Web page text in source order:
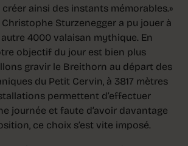
créer ainsi des instants mémorables.»
Sturzenegger a pu jouer à
4000 valaisan mythique. En
objectif du jour est bien plus
gravir le Breithorn au départ des
du Petit Cervin, à 3817 mètres
permettent d’effectuer
journée et faute d’avoir davantage
ce choix s’est vite imposé.